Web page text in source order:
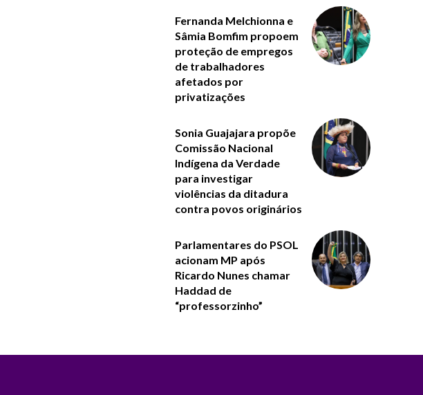
Fernanda Melchionna e
Sâmia Bomfim propoem
proteção de empregos
de trabalhadores
afetados por
privatizações
Sonia Guajajara propõe
Comissão Nacional
Indígena da Verdade
para investigar
violências da ditadura
contra povos originários
Parlamentares do PSOL
acionam MP após
Ricardo Nunes chamar
Haddad de
“professorzinho”